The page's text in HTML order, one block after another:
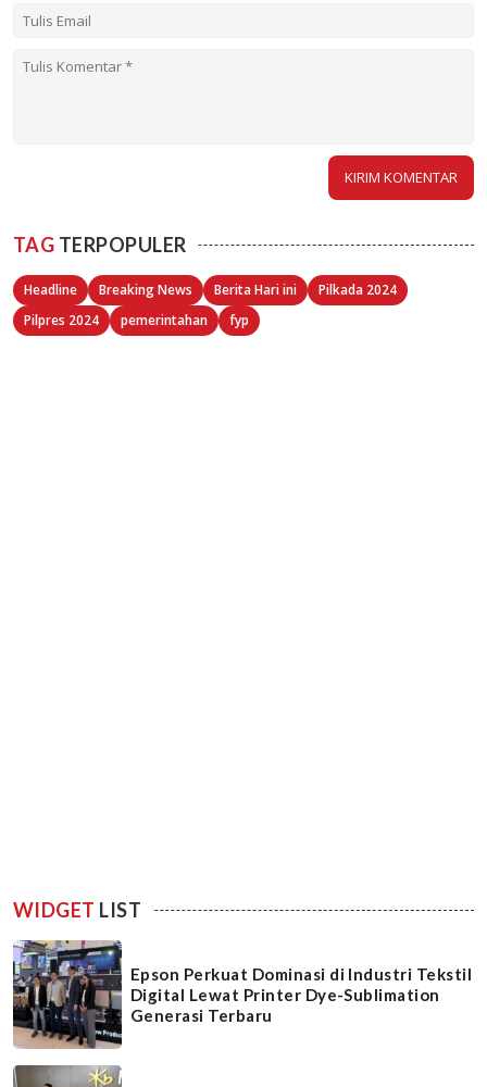
TAG TERPOPULER
Headline Breaking News Berita Hari ini
Pilkada 2024
Pilpres 2024
pemerintahan fyp
WIDGET LIST
Epson Perkuat Dominasi di Industri Tekstil
Digital Lewat Printer Dye-Sublimation
Generasi Terbaru